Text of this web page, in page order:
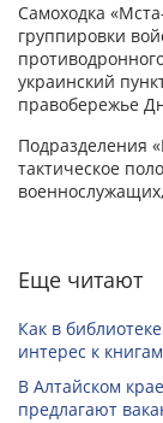
Самоходка
группировки
украинский
правобережье
Подразделения
тактическое
Еще читают
Как в
интерес к книгам
В Алтайском
предлагают